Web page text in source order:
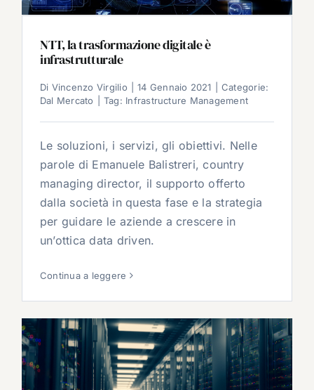
NTT, la trasformazione digitale è
infrastrutturale
Di Vincenzo Virgilio 14 Gennaio 2021
Categorie:
Dal Mercato
Tag: Infrastructure Management
Le soluzioni, i servizi, gli obiettivi. Nelle
parole di Emanuele Balistreri, country
managing director, il supporto offerto
dalla società in questa fase e la strategia
per guidare le aziende a crescere in
un’ottica data driven.
Continua a leggere